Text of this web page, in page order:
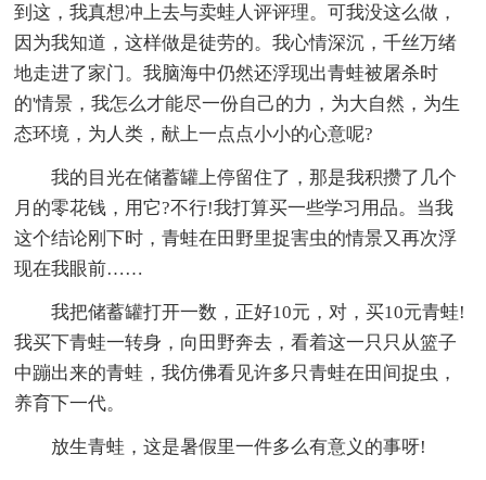
到这，我真想冲上去与卖蛙人评评理。可我没这么做，
因为我知道，这样做是徒劳的。我心情深沉，千丝万绪
地走进了家门。我脑海中仍然还浮现出青蛙被屠杀时
的'情景，我怎么才能尽一份自己的力，为大自然，为生
态环境，为人类，献上一点点小小的心意呢?
我的目光在储蓄罐上停留住了，那是我积攒了几个
月的零花钱，用它?不行!我打算买一些学习用品。当我
这个结论刚下时，青蛙在田野里捉害虫的情景又再次浮
现在我眼前……
我把储蓄罐打开一数，正好10元，对，买10元青蛙!
我买下青蛙一转身，向田野奔去，看着这一只只从篮子
中蹦出来的青蛙，我仿佛看见许多只青蛙在田间捉虫，
养育下一代。
放生青蛙，这是暑假里一件多么有意义的事呀!